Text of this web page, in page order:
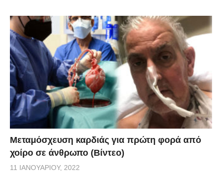
Μεταμόσχευση καρδιάς για πρώτη φορά από
χοίρο σε άνθρωπο (Βίντεο)
11 ΙΑΝΟΥΑΡΊΟΥ, 2022